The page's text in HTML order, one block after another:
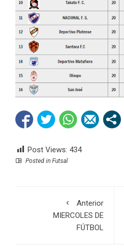
Post Views: 434
Posted in Futsal
Anterior
MIERCOLES DE
FÚTBOL